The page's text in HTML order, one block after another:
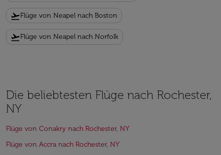
flight_takeoffFlüge von Neapel nach Boston
flight_takeoffFlüge von Neapel nach Norfolk
Die beliebtesten Flüge nach Rochester,
NY
Flüge von Conakry nach Rochester, NY
Flüge von Accra nach Rochester, NY